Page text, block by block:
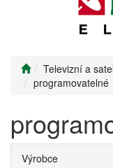
Televizní a
programovatelné
Výrobce